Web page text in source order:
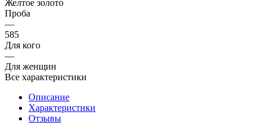
Желтое золото
Проба
—
585
Для кого
—
Для женщин
Все характеристики
Описание
Характеристики
Отзывы